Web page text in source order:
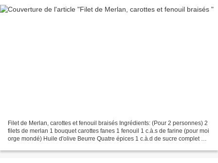
Filet de Merlan, carottes et fenouil braisés Ingrédients: (Pour 2 personnes) 2
filets de merlan 1 bouquet carottes fanes 1 fenouil 1 c.à.s de farine (pour moi
orge mondé) Huile d'olive Beurre Quatre épices 1 c.à.d de sucre complet Sel